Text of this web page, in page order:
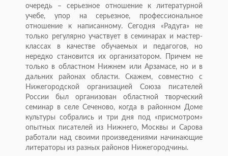
очередь – серьезное отношение к литературной
учебе, упор на серьезное, профессиональное
отношение к написанному. Сегодня «Радуга» не
только регулярно участвует в семинарах и мастер-
классах в качестве обучаемых и педагогов, но
нередко становится их организатором. Причем не
только в областном Нижнем или Арзамасе, но и в
дальних районах области. Скажем, совместно с
Нижегородской организацией Союза писателей
России был организован областной творческий
семинар в селе Сеченово, когда в районном Доме
культуры собрались и три дня под «присмотром»
опытных писателей из Нижнего, Москвы и Сарова
работали над своими произведениями начинающие
литераторы из разных районов Нижегородчины.